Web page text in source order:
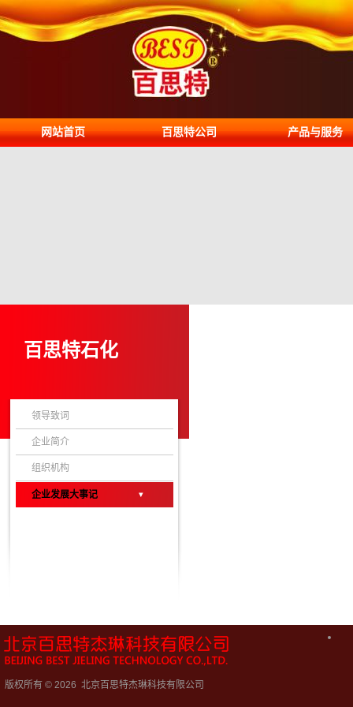
网站首页 百思特公司 产品与服务
百思特石化
领导致词
企业简介
组织机构
企业发展大事记
版权所有 © 2026 北京百思特杰琳科技有限公司